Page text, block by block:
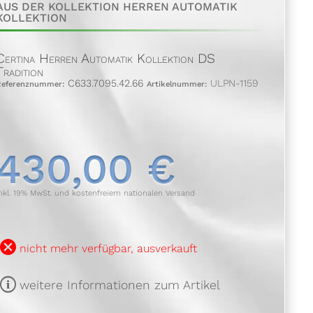
DER KOLLEKTION HERREN AUTOMATIK
Herren Automatik Kollektion DS
C633.7095.42.66 Artikelnummer:ULPN-1159
€
19% MwSt. und kostenfreiem nationalen Versand
nicht mehr verfügbar, ausverkauft
weitere Informationen zum Artikel